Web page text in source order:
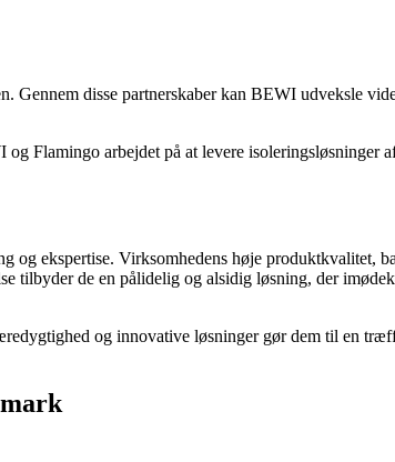
Gennem disse partnerskaber kan BEWI udveksle
Flamingo arbejdet på at levere isoleringsløsninger
og ekspertise. Virksomhedens høje produktkvalitet,
tilbyder de en pålidelig og alsidig løsning, der
og innovative løsninger gør dem til en